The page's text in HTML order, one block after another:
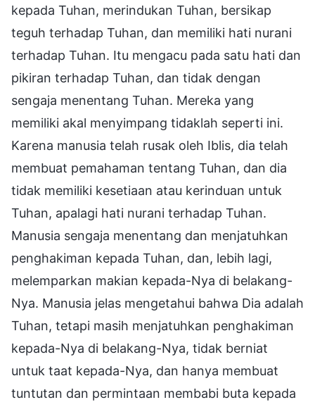
kepada Tuhan, merindukan Tuhan, bersikap
teguh terhadap Tuhan, dan memiliki hati nurani
terhadap Tuhan. Itu mengacu pada satu hati dan
pikiran terhadap Tuhan, dan tidak dengan
sengaja menentang Tuhan. Mereka yang
memiliki akal menyimpang tidaklah seperti ini.
Karena manusia telah rusak oleh Iblis, dia telah
membuat pemahaman tentang Tuhan, dan dia
tidak memiliki kesetiaan atau kerinduan untuk
Tuhan, apalagi hati nurani terhadap Tuhan.
Manusia sengaja menentang dan menjatuhkan
penghakiman kepada Tuhan, dan, lebih lagi,
melemparkan makian kepada-Nya di belakang-
Nya. Manusia jelas mengetahui bahwa Dia adalah
Tuhan, tetapi masih menjatuhkan penghakiman
kepada-Nya di belakang-Nya, tidak berniat
untuk taat kepada-Nya, dan hanya membuat
tuntutan dan permintaan membabi buta kepada